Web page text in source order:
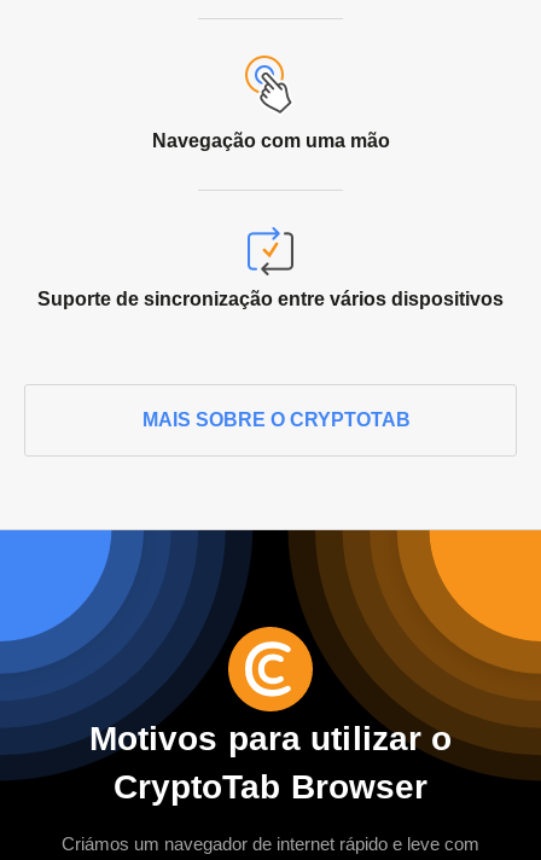
Navegação com uma mão
Suporte de sincronização entre vários dispositivos
MAIS SOBRE O CRYPTOTAB
Motivos para utilizar o
CryptoTab Browser
Criámos um navegador de internet rápido e leve com